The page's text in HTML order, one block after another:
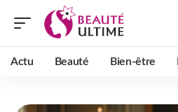
Actu Beauté Bien-être